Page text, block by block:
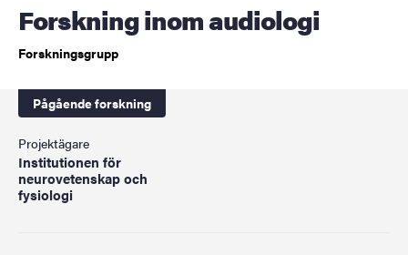
Forskning inom audiologi
Forskningsgrupp
Pågående forskning
Projektägare
Institutionen för
neurovetenskap och
fysiologi